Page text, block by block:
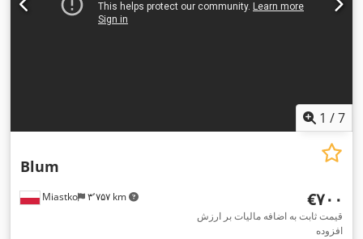
1 /7
Miastko ۳٬۷۵۷ km
Blum
‎€۷۰۰
قیمت ثابت به اضافه مالیات بر ارزش
افزوده